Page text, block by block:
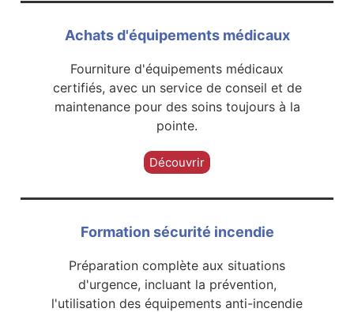
Achats d'équipements médicaux
Fourniture d'équipements médicaux
certifiés, avec un service de conseil et de
maintenance pour des soins toujours à la
pointe.
Découvrir
Formation sécurité incendie
Préparation complète aux situations
d'urgence, incluant la prévention,
l'utilisation des équipements anti-incendie